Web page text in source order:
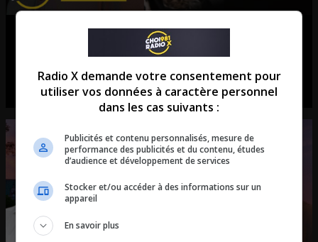
Lino Zambito: La corruption au
PLQ, c’est une CULTURE!
La chronique de Lino Zambito.
Radio X demande votre consentement pour
utiliser vos données à caractère personnel
dans les cas suivants :
Publicités et contenu personnalisés, mesure de
performance des publicités et du contenu, études
d’audience et développement de services
Stocker et/ou accéder à des informations sur un
appareil
En savoir plus